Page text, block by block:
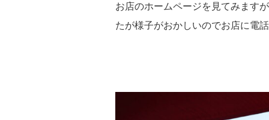
お店のホームページを見てみます
たが様子がおかしいのでお店に電